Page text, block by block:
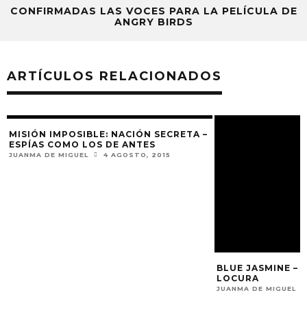
CONFIRMADAS LAS VOCES PARA LA PELÍCULA DE
ANGRY BIRDS
ARTÍCULOS RELACIONADOS
MISIÓN IMPOSIBLE: NACIÓN SECRETA –
ESPÍAS COMO LOS DE ANTES
JUANMA DE MIGUEL 4 AGOSTO, 2015